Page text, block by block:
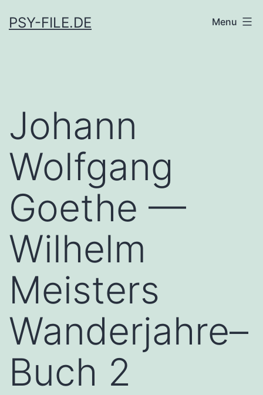
toPSY-FILE.DE Menu
Johann
Wolfgang
Goethe —
Wilhelm
Meisters
Wanderjahre–
Buch 2